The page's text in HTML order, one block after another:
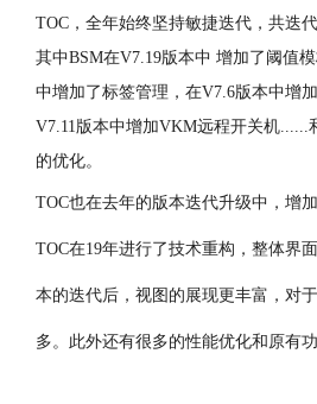
TOC，全年始终坚持敏捷迭代，共迭代
其中BSM在V7.19版本中 增加了阈值
中增加了标签管理，在V7.6版本中增
V7.11版本中增加VKM远程开关机......
的优化。
TOC也在去年的版本迭代升级中，增
TOC在19年进行了技术重构，整体界
本的迭代后，视图的展现更丰富，对
多。此外还有很多的性能优化和原有功